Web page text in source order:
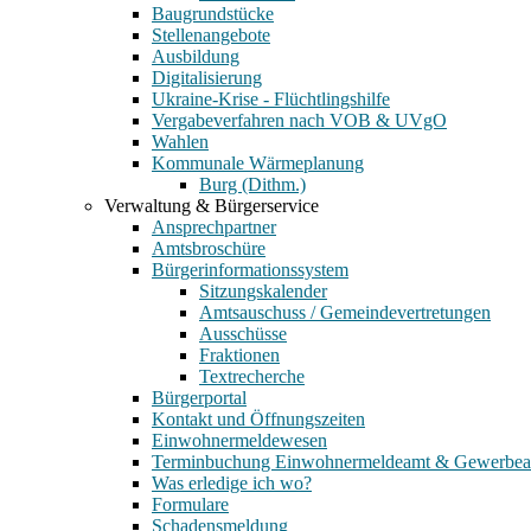
Baugrundstücke
Stellenangebote
Ausbildung
Digitalisierung
Ukraine-Krise - Flüchtlingshilfe
Vergabeverfahren nach VOB & UVgO
Wahlen
Kommunale Wärmeplanung
Burg (Dithm.)
Verwaltung & Bürgerservice
Ansprechpartner
Amtsbroschüre
Bürgerinformationssystem
Sitzungskalender
Amtsauschuss / Gemeindevertretungen
Ausschüsse
Fraktionen
Textrecherche
Bürgerportal
Kontakt und Öffnungszeiten
Einwohnermeldewesen
Terminbuchung Einwohnermeldeamt &
Was erledige ich wo?
Formulare
Schadensmeldung